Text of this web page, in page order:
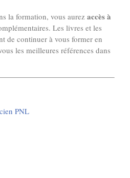
la formation, vous aurez accès à
Les livres et les
de continuer à vous former en
les meilleures références dans
PNL